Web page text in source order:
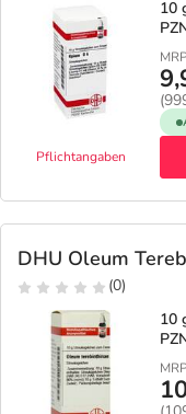
Pflichtangaben
10
MRP
DHU Oleum
(0)
10
MRP